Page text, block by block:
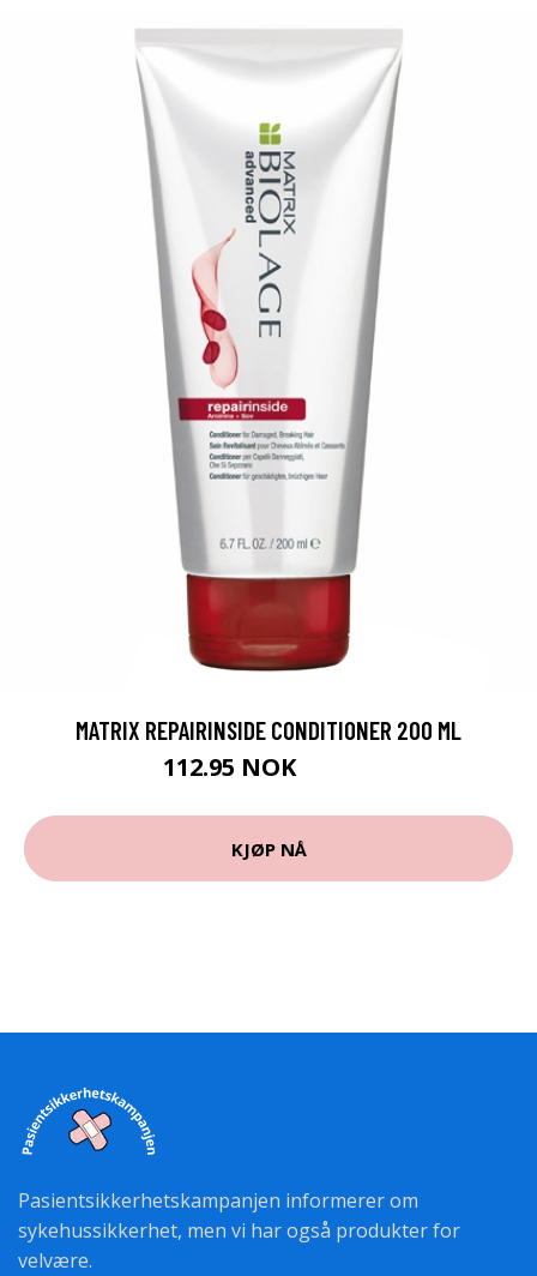
MATRIX REPAIRINSIDE CONDITIONER 200 ML
112.95 NOK
KJØP NÅ
Pasientsikkerhetskampanjen informerer om
sykehussikkerhet, men vi har også produkter for
velvære.